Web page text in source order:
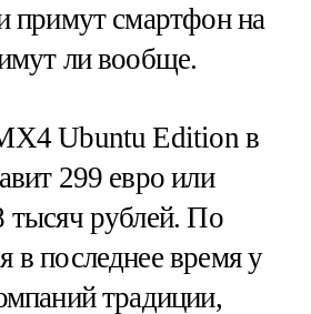
примут смартфон на
ли вообще.
Ubuntu Edition в
299 евро или
тысяч рублей. По
в последнее время у
традиции,